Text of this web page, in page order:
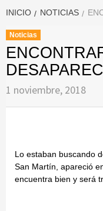
INICIO NOTICIAS
Noticias
1 noviembre, 2018
Lo estaban buscando
San Martín, apareció
encuentra bien y será